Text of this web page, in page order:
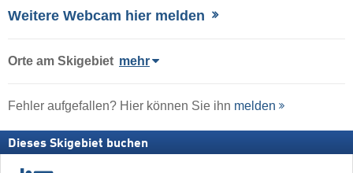
Weitere Webcam hier melden
Orte am Skigebiet mehr
Fehler aufgefallen? Hier können Sie ihn melden
Dieses Skigebiet buchen